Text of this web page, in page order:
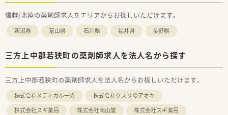
信越/北陸の薬剤師求人をエリアからお探しいただけます。
新潟県 富山県 石川県 福井県 長野県
三方上中郡若狭町の薬剤師求人を法人名から探す
三方上中郡若狭町の薬剤師求人を法人名からお探しいただけます。
株式会社メディカル一光
株式会社クスリのアオキ
株式会社スギ薬局
株式会社南山堂
株式会社スギ薬局